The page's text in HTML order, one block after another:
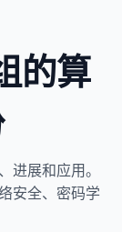
的算
进展和应用。
安全、密码学